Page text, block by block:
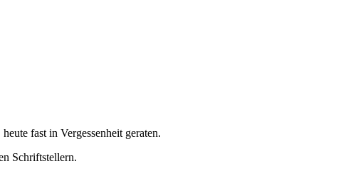
fast in Vergessenheit geraten.
Schriftstellern.